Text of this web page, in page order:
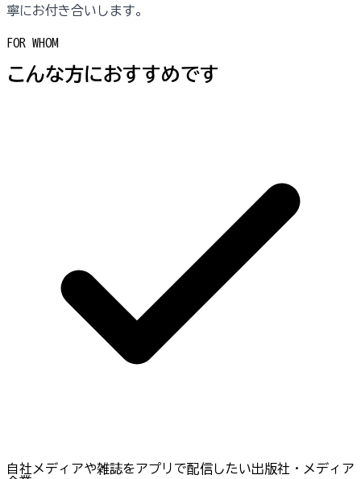
寧にお付き合いします。
FOR WHOM
こんな方におすすめです
自社メディアや雑誌をアプリで配信したい出版社・メディア